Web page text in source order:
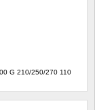
G 210/250/270 110